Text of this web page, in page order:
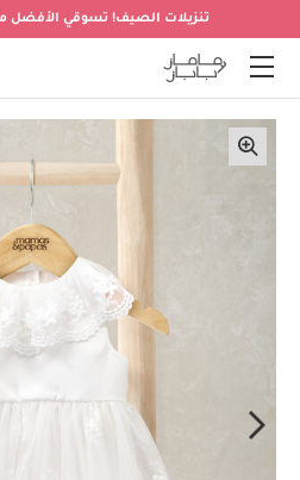
تنزيلات الصيف! تسوقي الأفضل